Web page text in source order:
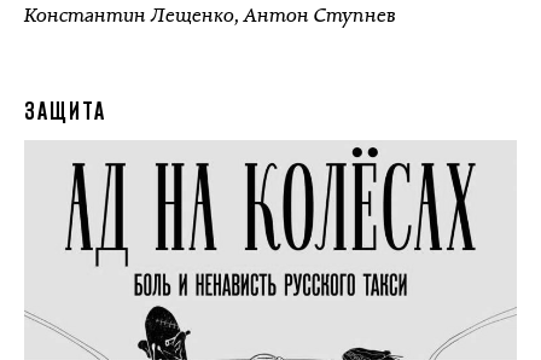
Константин Лещенко,Антон Ступнев
ЗАЩИТА